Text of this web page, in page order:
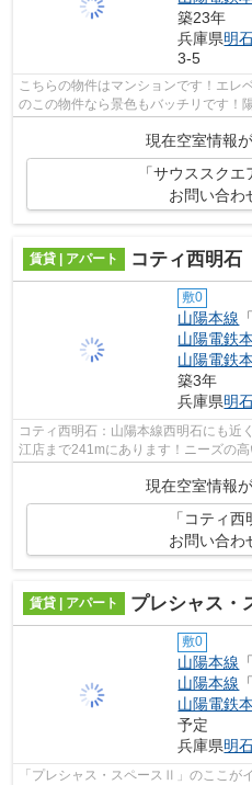
築23年
兵庫県明
3-5
こちらの物件はマンションです！エレ
のこの物件なら景色もバッチリです！
現在空室情報
「サウススク
お問い合わ
賃貸 | アパート コティ西明石
敷0
山陽本線
山陽電鉄
山陽電鉄
築3年
兵庫県明
コティ西明石：山陽本線西明石にも近
江店まで241mにあります！ニーズの
室内が魅力的！こちらの物件はアパー
現在空室情報
「コティ
お問い合わ
賃貸 | アパート プレシャス・
敷0
山陽本線 「
山陽本線
山陽電鉄
予定
兵庫県明
「プレシャス・スペースⅡ」のここが